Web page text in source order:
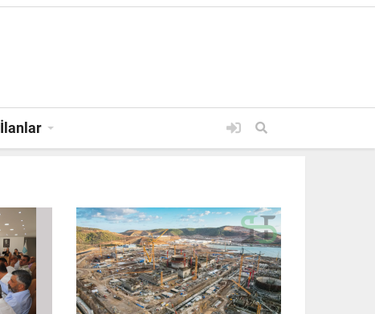
İlanlar